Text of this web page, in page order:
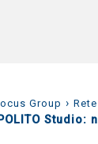
Group ›
POLITO Studio: